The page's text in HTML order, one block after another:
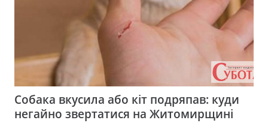
Собака вкусила або кіт подряпав: куди
негайно звертатися на Житомирщині